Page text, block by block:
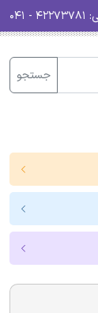
جستجو
مقاله انگلیسی